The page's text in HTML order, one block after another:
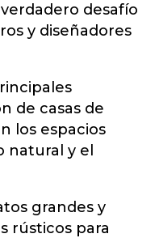
desafío
y diseñadores
de casas de
los espacios
natural y el
grandes y
rústicos para